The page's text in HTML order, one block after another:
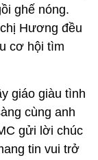
ghế nóng.
Hương đều
cơ hội tìm
giáo giàu tình
cùng anh
gửi lời chúc
tin vui trở